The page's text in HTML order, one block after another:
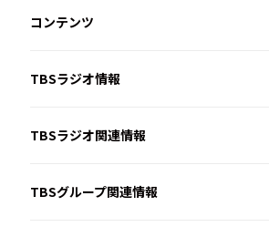
コンテンツ
TBSラジオ情報
TBSラジオ関連情報
TBSグループ関連情報